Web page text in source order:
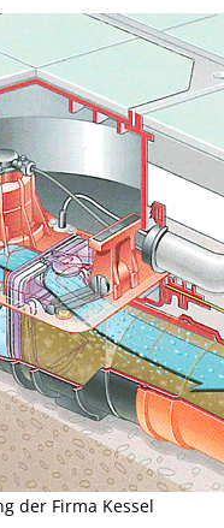
der Firma Kessel